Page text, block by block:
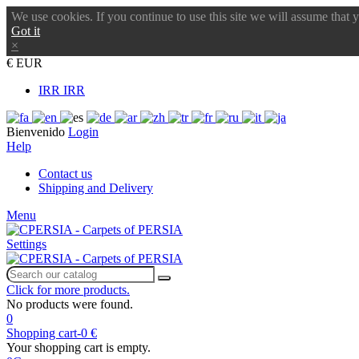
We use cookies. If you continue to use this site we will assume that
Got it
×
€ EUR
IRR IRR
Bienvenido Login
Help
Contact us
Shipping and Delivery
Menu
Settings
Click for more products.
No products were found.
0
Shopping cart-0 €
Your shopping cart is empty.